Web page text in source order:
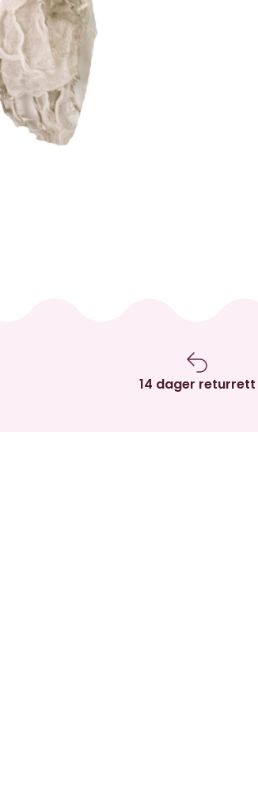
14 dager returrett